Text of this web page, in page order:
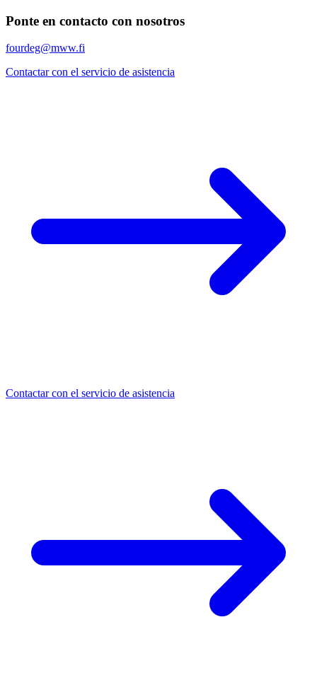
Ponte en contacto con nosotros
fourdeg@mww.fi
Contactar con el servicio de asistencia
Contactar con el servicio de asistencia